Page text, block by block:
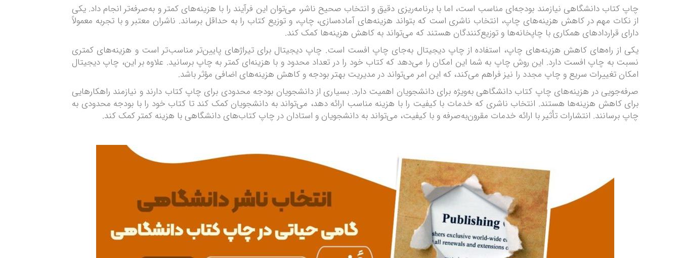
چاپ کتاب دانشگاهی نیازمند بودجه‌ای مناسب است، اما با برنامه‌ریزی دقیق و انتخاب صحیح ناشر، می‌توان این فرآیند را با هزینه‌های کمتر و به‌صرفه‌تر انجام داد. یکی
از نکات مهم در کاهش هزینه‌های چاپ، انتخاب ناشری است که بتواند هزینه‌های آماده‌سازی، چاپ، و توزیع کتاب را به حداقل برساند. ناشران معتبر و با تجربه معمولاً
دارای قراردادهای همکاری با چاپخانه‌ها و توزیع‌کنندگان هستند که می‌تواند به کاهش هزینه‌ها کمک کند.
یکی از راه‌های کاهش هزینه‌های چاپ، استفاده از چاپ دیجیتال به‌جای چاپ افست است. چاپ دیجیتال برای تیراژهای پایین‌تر مناسب‌تر است و هزینه‌های کمتری
نسبت به چاپ افست دارد. این روش چاپ به شما این امکان را می‌دهد که کتاب خود را در تعداد محدود و با هزینه‌ای کمتر به چاپ برسانید. علاوه بر این، چاپ دیجیتال
امکان تغییرات سریع و چاپ مجدد را نیز فراهم می‌کند، که این امر می‌تواند در مدیریت بهتر بودجه و کاهش هزینه‌های اضافی مؤثر باشد.
صرفه‌جویی در هزینه‌های چاپ کتاب دانشگاهی به‌ویژه برای دانشجویان اهمیت دارد. بسیاری از دانشجویان بودجه محدودی برای چاپ کتاب دارند و نیازمند راهکارهایی
برای کاهش هزینه‌ها هستند. انتخاب ناشری که خدمات با کیفیت را با هزینه مناسب ارائه دهد، می‌تواند به دانشجویان کمک کند تا کتاب خود را با بودجه محدودی به
چاپ برسانند. انتشارات تأثیر با ارائه خدمات مقرون‌به‌صرفه و با کیفیت، می‌تواند به دانشجویان و استادان در چاپ کتاب‌های دانشگاهی با هزینه کمتر کمک کند.